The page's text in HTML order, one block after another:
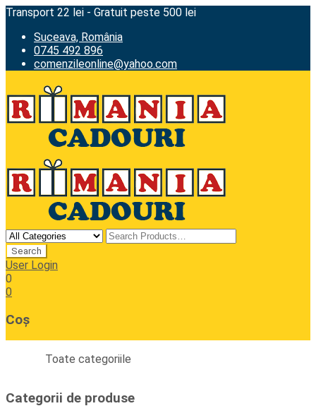
Transport 22 lei - Gratuit peste 500 lei
Suceava, România
0745 492 896
comenzileonline@yahoo.com
User Login
0
0
Coș
Toate categoriile
Categorii de produse